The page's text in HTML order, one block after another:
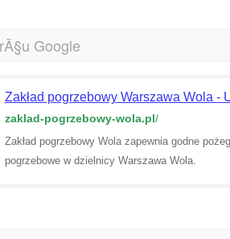
Google
Zakład pogrzebowy Warszawa Wola -
zaklad-pogrzebowy-wola.pl/
Zakład pogrzebowy Wola zapewnia godne
pogrzebowe w dzielnicy Warszawa Wola.